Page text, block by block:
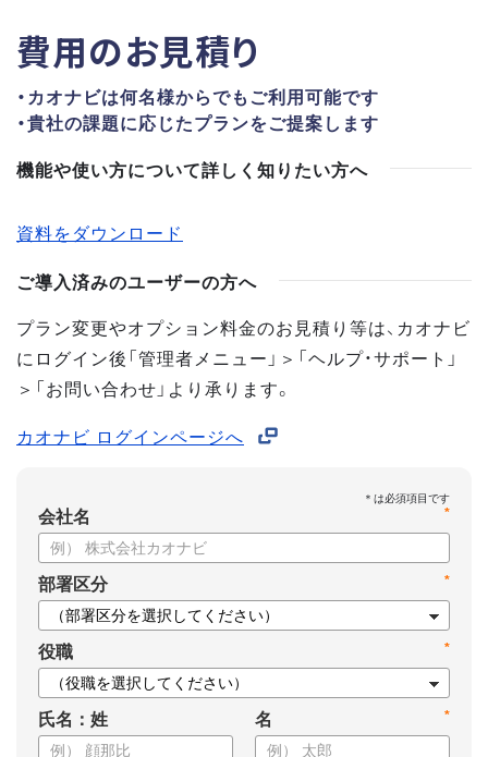
費用のお見積り
・カオナビは何名様からでもご利用可能です
・貴社の課題に応じたプランをご提案します
機能や使い方について詳しく知りたい方へ
資料をダウンロード
ご導入済みのユーザーの方へ
プラン変更やオプション料金のお見積り等は、カオナビ
にログイン後「管理者メニュー」＞「ヘルプ・サポート」
＞「お問い合わせ」より承ります。
カオナビ ログインページへ
*
会社名
*
部署区分
*
役職
氏名：姓 *
名